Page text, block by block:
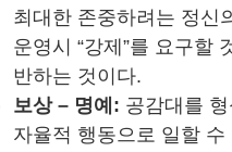
최대한 존중하려는 정신
운영시 “강제”를 요구할
반하는 것이다.
보상 – 명예: 공감대를
자율적 행동으로 일할